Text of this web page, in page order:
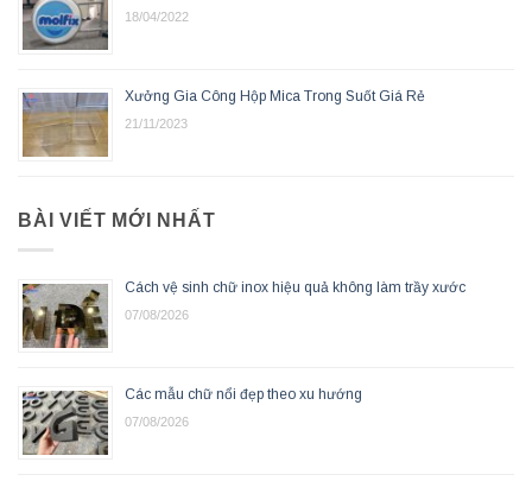
18/04/2022
Xưởng Gia Công Hộp Mica Trong Suốt Giá Rẻ
21/11/2023
BÀI VIẾT MỚI NHẤT
Cách vệ sinh chữ inox hiệu quả không làm trầy xước
07/08/2026
Các mẫu chữ nổi đẹp theo xu hướng
07/08/2026